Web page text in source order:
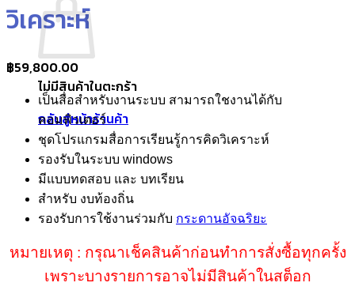
ไม่มีสินค้าในตะกร้า
กลับสู่หน้าร้านค้า
วิเคราะห์
฿59,800.00
เป็นสื่อสำหรับงานระบบ สามารถใชงานได้กับ
คอมพิวเตอร์
ชุดโปรแกรมสื่อการเรียนรู้การคิดวิเคราะห์
รองรับในระบบ windows
มีแบบทดสอบ และ บทเรียน
สำหรับ งบท้องถิ่น
รองรับการใช้งานร่วมกับ กระดานอัจฉริยะ
หมายเหตุ : กรุณาเช็คสินค้าก่อนทำการสั่งซื้อทุกครั้ง
เพราะบางรายการอาจไม่มีสินค้าในสต็อก